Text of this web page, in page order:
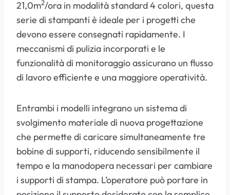
21,0m2/ora in modalità standard 4 colori, questa
serie di stampanti è ideale per i progetti che
devono essere consegnati rapidamente. I
meccanismi di pulizia incorporati e le
funzionalità di monitoraggio assicurano un flusso
di lavoro efficiente e una maggiore operatività.
Entrambi i modelli integrano un sistema di
svolgimento materiale di nuova progettazione
che permette di caricare simultaneamente tre
bobine di supporti, riducendo sensibilmente il
tempo e la manodopera necessari per cambiare
i supporti di stampa. L’operatore può portare in